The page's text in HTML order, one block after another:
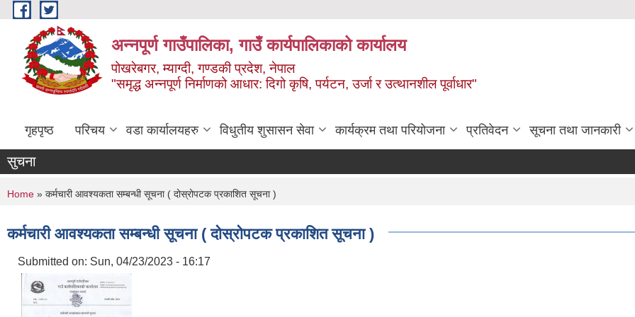
Skip to main content
अन्‍नपूर्ण गाउँपालिका, गाउँ कार्यपालिकाको कार्यालय
पोखरेबगर, म्याग्दी, गण्डकी प्रदेश, नेपाल
"समृद्ध अन्‍नपूर्ण निर्माणको आधार: दिगो कृषि, पर्यटन, उर्जा र उत्थानशील पूर्वाधार"
गृहपृष्ठ परिचय वडा कार्यालयहरु विधुतीय शुसासन सेवा कार्यक्रम तथा परियोजना प्रतिवेदन सूचना तथा जानकारी
सुचना
You are here
Home » कर्मचारी आवश्यकता सम्बन्धी सूचना ( दोस्रोपटक प्रकाशित सूचना )
कर्मचारी आवश्यकता सम्बन्धी सूचना ( दोस्रोपटक प्रकाशित सूचना )
Submitted on: Sun, 04/23/2023 - 16:17